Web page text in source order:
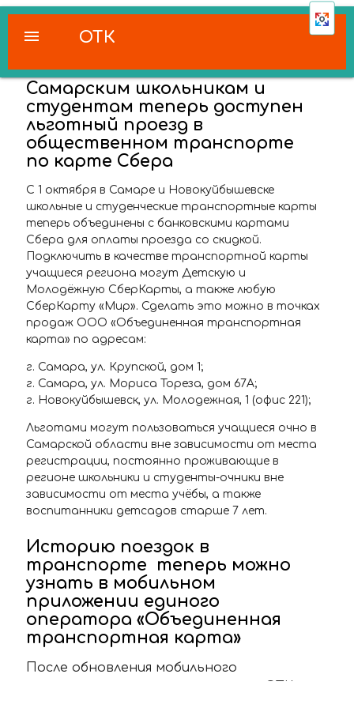
ОТК
menu
Самарским школьникам и
студентам теперь доступен
льготный проезд в
общественном транспорте
по карте Сбера
С 1 октября в Самаре и Новокуйбышевске
школьные и студенческие транспортные карты
теперь объединены с банковскими картами
Сбера для оплаты проезда со скидкой.
Подключить в качестве транспортной карты
учащиеся региона могут Детскую и
Молодёжную СберКарты, а также любую
СберКарту «Мир». Сделать это можно в точках
продаж ООО «Объединенная транспортная
карта» по адресам:
г. Самара, ул. Крупской, дом 1;
г. Самара, ул. Мориса Тореза, дом 67А;
г. Новокуйбышевск, ул. Молодежная, 1 (офис 221);
Льготами могут пользоваться учащиеся очно в
Самарской области вне зависимости от места
регистрации, постоянно проживающие в
регионе школьники и студенты-очники вне
зависимости от места учёбы, а также
воспитанники детсадов старше 7 лет.
Историю поездок в
транспорте теперь можно
узнать в мобильном
приложении единого
оператора «Объединенная
транспортная карта»
После обновления мобильного